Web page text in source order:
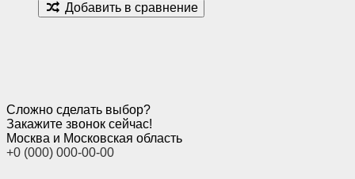
Добавить в сравнение
Сложно сделать выбор?
Закажите звонок сейчас!
Москва и Московская область
+0 (000) 000-00-00